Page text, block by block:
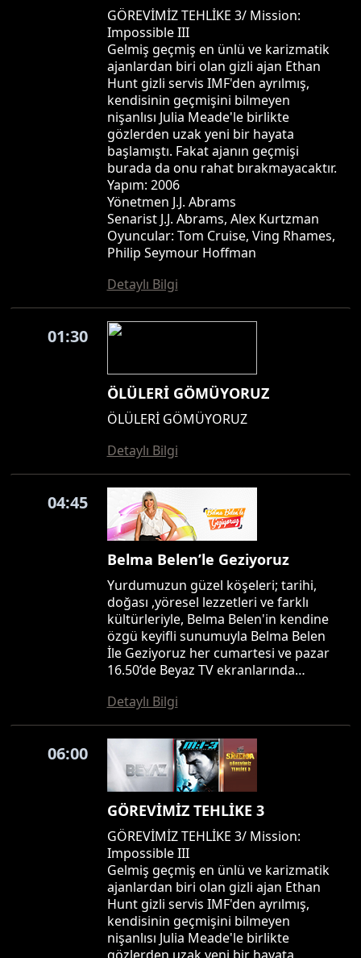
GÖREVİMİZ TEHLİKE 3/ Mission:
Impossible III
Gelmiş geçmiş en ünlü ve karizmatik
ajanlardan biri olan gizli ajan Ethan
Hunt gizli servis IMF'den ayrılmış,
kendisinin geçmişini bilmeyen
nişanlısı Julia Meade'le birlikte
gözlerden uzak yeni bir hayata
başlamıştı. Fakat ajanın geçmişi
burada da onu rahat bırakmayacaktır.
Yapım: 2006
Yönetmen J.J. Abrams
Senarist J.J. Abrams, Alex Kurtzman
Oyuncular: Tom Cruise, Ving Rhames,
Philip Seymour Hoffman
Detaylı Bilgi
01:30
ÖLÜLERİ GÖMÜYORUZ
ÖLÜLERİ GÖMÜYORUZ
Detaylı Bilgi
04:45
Belma Belen’le Geziyoruz
Yurdumuzun güzel köşeleri; tarihi,
doğası ,yöresel lezzetleri ve farklı
kültürleriyle, Belma Belen'in kendine
özgü keyifli sunumuyla Belma Belen
İle Geziyoruz her cumartesi ve pazar
16.50’de Beyaz TV ekranlarında…
Detaylı Bilgi
06:00
GÖREVİMİZ TEHLİKE 3
GÖREVİMİZ TEHLİKE 3/ Mission:
Impossible III
Gelmiş geçmiş en ünlü ve karizmatik
ajanlardan biri olan gizli ajan Ethan
Hunt gizli servis IMF'den ayrılmış,
kendisinin geçmişini bilmeyen
nişanlısı Julia Meade'le birlikte